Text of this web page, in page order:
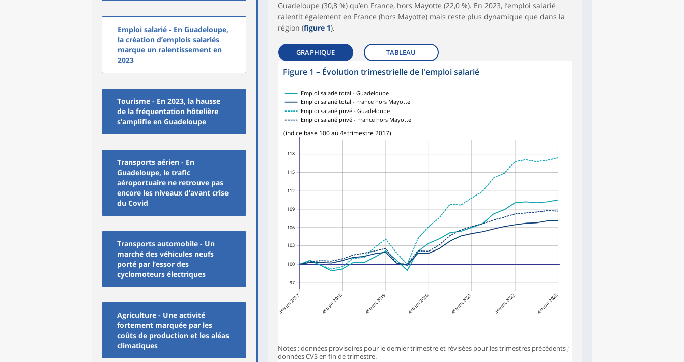
Emploi salarié - En Guadeloupe,
la création d’emplois salariés
marque un ralentissement en
2023
Tourisme - En 2023, la hausse
de la fréquentation hôtelière
s’amplifie en Guadeloupe
Transports aérien - En
Guadeloupe, le trafic
aéroportuaire ne retrouve pas
encore les niveaux d’avant crise
du Covid
Transports automobile - Un
marché des véhicules neufs
porté par l’essor des
cyclomoteurs électriques
Agriculture - Une activité
fortement marquée par les
coûts de production et les aléas
climatiques
Guadeloupe (30,8 %) qu’en France, hors Mayotte (22,0 %). En 2023, l’emploi salarié
ralentit également en France (hors Mayotte) mais reste plus dynamique que dans la
région (figure 1).
GRAPHIQUE TABLEAU
Figure 1 – Évolution trimestrielle de l'emploi salarié
100
103
106
109
112
115
118
97
(indice base 100 au 4ᵉ trimestre 2017)
4ᵉ trim. 2017 4ᵉ trim. 2018 4ᵉ trim. 2019 4ᵉ trim. 2020 4ᵉ trim. 2021 4ᵉ trim. 2022 4ᵉ trim. 2023
Emploi salarié total - Guadeloupe
Emploi salarié total - France hors Mayotte
Emploi salarié privé - Guadeloupe
Emploi salarié privé - France hors Mayotte
Notes : données provisoires pour le dernier trimestre et révisées pour les trimestres précédents ;
données CVS en fin de trimestre.